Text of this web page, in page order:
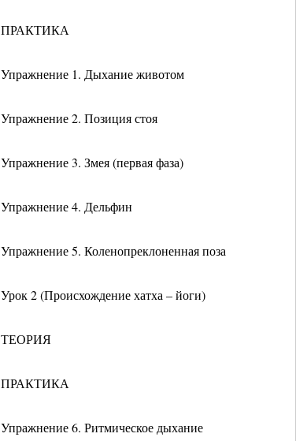
ПРАКТИКА
Упражнение 1. Дыхание животом
Упражнение 2. Позиция стоя
Упражнение 3. Змея (первая фаза)
Упражнение 4. Дельфин
Упражнение 5. Коленопреклоненная поза
Урок 2 (Происхождение хатха – йоги)
ТЕОРИЯ
ПРАКТИКА
Упражнение 6. Ритмическое дыхание